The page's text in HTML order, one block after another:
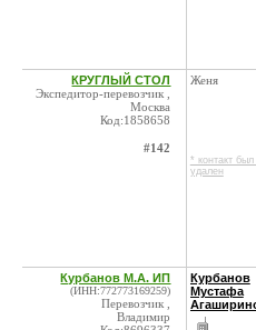
КРУГЛЫЙ СТОЛ
Экспедитор-перевозчик ,
Москва
Код:1858658
#142
Женя
* контакт
удален
Курбанов М.А. ИП
(ИНН:772773169259)
Перевозчик ,
Владимир
Курбанов
Мустафа